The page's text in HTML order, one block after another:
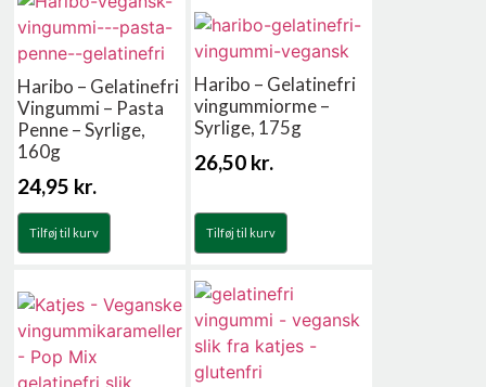
Haribo – Gelatinefri
Vingummi – Pasta
Penne – Syrlige,
160g
24,95 kr.
Tilføj til kurv
Haribo – Gelatinefri
vingummiorme –
Syrlige, 175g
26,50 kr.
Tilføj til kurv